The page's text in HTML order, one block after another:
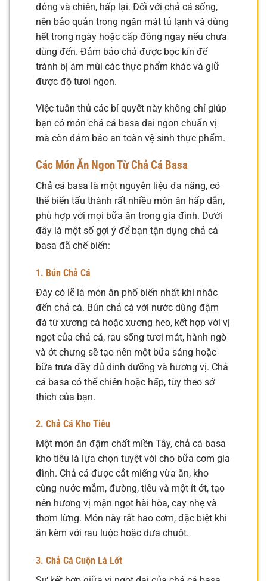
đông và chiên, hấp lại. Đối với chả cá sống,
nên bảo quản trong ngăn mát tủ lạnh và dùng
hết trong ngày hoặc cấp đông ngay nếu chưa
dùng đến. Đảm bảo chả được bọc kín để
tránh bị ám mùi các thực phẩm khác và giữ
được độ tươi ngon.
Việc tuân thủ các bí quyết này không chỉ giúp
bạn có món chả cá basa dai ngon chuẩn vị
mà còn đảm bảo an toàn vệ sinh thực phẩm.
Các Món Ăn Ngon Từ Chả Cá Basa
Chả cá basa là một nguyên liệu đa năng, có
thể biến tấu thành rất nhiều món ăn hấp dẫn,
phù hợp với mọi bữa ăn trong gia đình. Dưới
đây là một số gợi ý để bạn tận dụng chả cá
basa đã chế biến:
1. Bún Chả Cá
Đây có lẽ là món ăn phổ biến nhất khi nhắc
đến chả cá. Bún chả cá với nước dùng đậm
đà từ xương cá hoặc xương heo, kết hợp với vị
ngọt của chả cá, rau sống tươi mát, hành ngò
và ớt chưng sẽ tạo nên một bữa sáng hoặc
bữa trưa đầy đủ dinh dưỡng và hương vị. Chả
cá basa có thể chiên hoặc hấp, tùy theo sở
thích của bạn.
2. Chả Cá Kho Tiêu
Một món ăn đậm chất miền Tây, chả cá basa
kho tiêu là lựa chọn tuyệt vời cho bữa cơm gia
đình. Chả cá được cắt miếng vừa ăn, kho
cùng nước mắm, đường, tiêu và một ít ớt, tạo
nên hương vị mặn ngọt hài hòa, cay nhẹ và
thơm lừng. Món này rất hao cơm, đặc biệt khi
ăn kèm với rau luộc hoặc dưa chuột.
3. Chả Cá Cuộn Lá Lốt